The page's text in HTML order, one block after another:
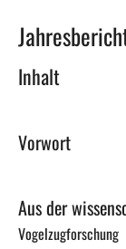
Inhalt
Vorwort
Aus der
Vogelzugforschung